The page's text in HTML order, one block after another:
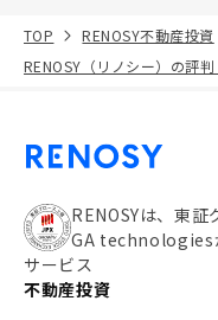
TOP RENOSY不動産投資
RENOSY（リノシー）の評
RENOSYは、東証
GA technologies
サービス
不動産投資